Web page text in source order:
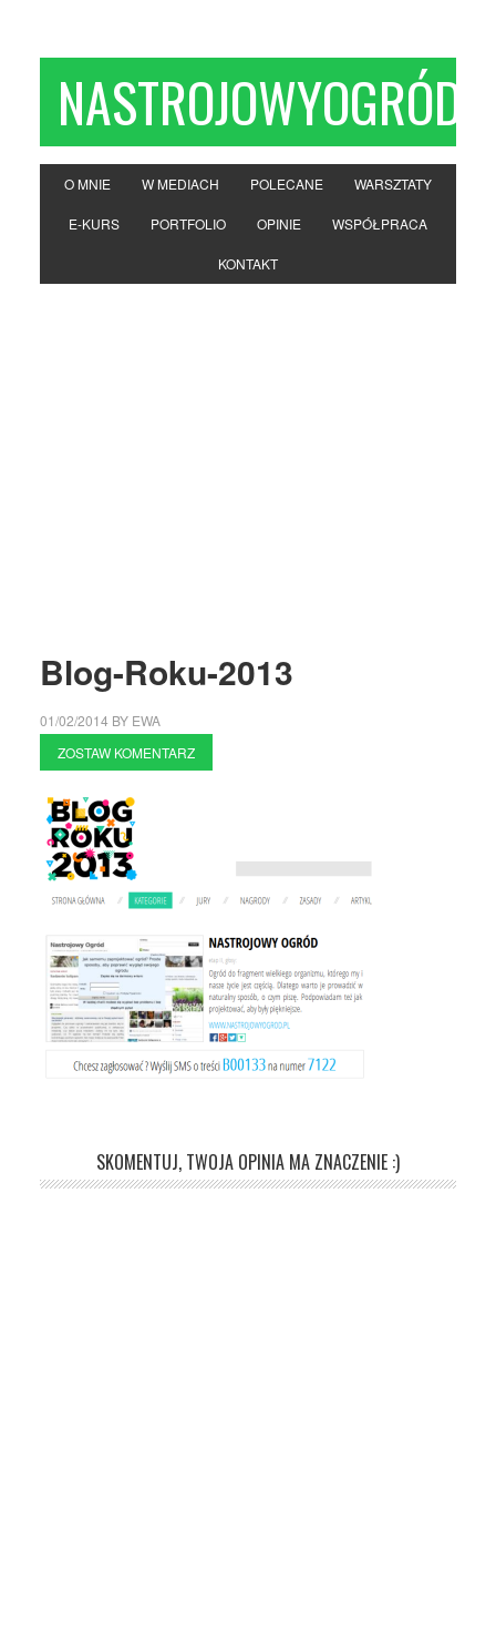
NASTROJOWYOGRÓD
O MNIE W MEDIACH POLECANE WARSZTATY
E-KURS PORTFOLIO OPINIE WSPÓŁPRACA
KONTAKT
Blog-Roku-2013
01/02/2014 BY EWA
ZOSTAW KOMENTARZ
SKOMENTUJ, TWOJA OPINIA MA ZNACZENIE :)